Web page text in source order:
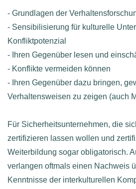
- Grundlagen der
- Sensibilisierung für kulturelle
Konfliktpotenzial
- Ihren Gegenüber lesen und
- Konflikte vermeiden können
- Ihren Gegenüber dazu bringen,
Verhaltensweisen zu zeigen (auch
Für Sicherheitsunternehmen, die
zertifizieren lassen wollen und
Weiterbildung sogar obligatorisch.
verlangen oftmals einen Nachweis
Kenntnisse der interkulturellen